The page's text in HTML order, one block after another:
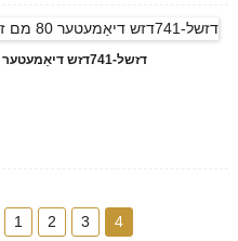
דזשל-741דזש דיאַמעטער 80 מם זשאַגאַ דאָמע און זשאַגאַ באַזע קיץ
1 2 3 4